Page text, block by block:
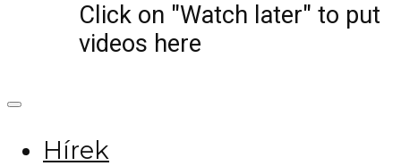
Click on "Watch later" to put
videos here
Hírek